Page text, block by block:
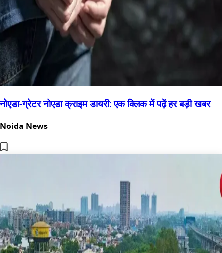
नोएडा-ग्रेटर नोएडा क्राइम डायरी: एक क्लिक में पढ़ें हर बड़ी खबर
Noida News